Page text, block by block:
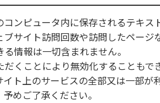
ンピュータ内に保存されるテキス
サイト訪問回数や訪問したペー
情報は一切含まれません。
くことにより無効化することも
ト上のサービスの全部又は一部が
めご了承ください。